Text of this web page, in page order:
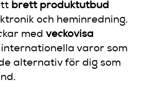
brett produktutbud
och heminredning.
medveckovisa
varor som
alternativ för dig som